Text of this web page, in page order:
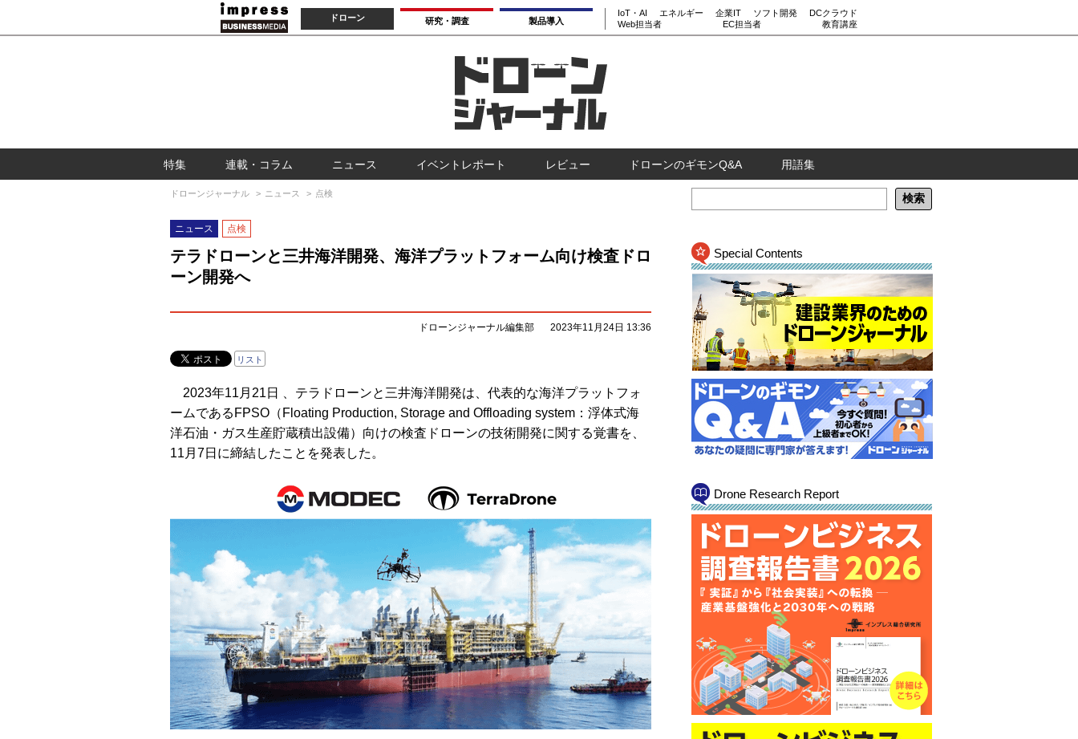
ドローン 研究・調査 製品導入
IoT・AI エネルギー 企業IT ソフト開発
DCクラウド
Web担当者
EC担当者 教育講座
特集 連載・コラム ニュース イベントレポート レビュー ドローンのギモンQ&A 用語集
ドローンジャーナル ニュース 点検
ニュース 点検
テラドローンと三井海洋開発、海洋プラットフォーム向け検査ドロ
ーン開発へ
ドローンジャーナル編集部 2023年11月24日 13:36
リスト
2023年11月21日 、テラドローンと三井海洋開発は、代表的な海洋プラットフォ
ームであるFPSO（Floating Production, Storage and Offloading system：浮体式海
洋石油・ガス生産貯蔵積出設備）向けの検査ドローンの技術開発に関する覚書を、
11月7日に締結したことを発表した。
Special Contents
Drone Research Report